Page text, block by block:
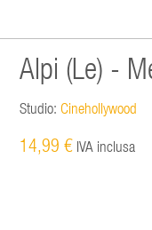
Alpi (Le) -
Studio: Cinehollywood
14,99 € IVA inclusa